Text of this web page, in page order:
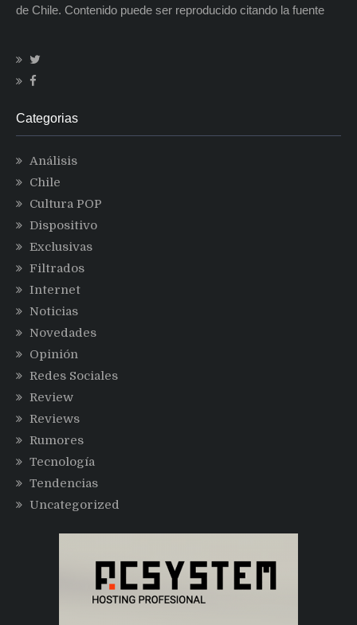
de Chile. Contenido puede ser reproducido citando la fuente
Categorias
Análisis
Chile
Cultura POP
Dispositivo
Exclusivas
Filtrados
Internet
Noticias
Novedades
Opinión
Redes Sociales
Review
Reviews
Rumores
Tecnología
Tendencias
Uncategorized